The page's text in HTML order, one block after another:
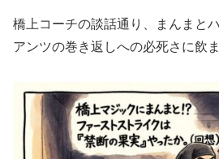
橋上コーチの談話通り、まんまと
アンツの巻き返しへの必死さに飲